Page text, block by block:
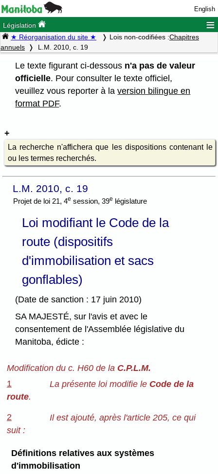
English
Législation ≡
★ Réorganisation du site ★ Lois non-codifiées :Chapitres
annuels
L.M. 2010, c. 19
Le texte figurant ci-dessous n'a pas de valeur
officielle. Pour consulter le texte officiel,
veuillez vous reporter à laversion bilingue en
format PDF.
La recherche n'affichera que les dispositions contenant le
ou les termes recherchés.
L.M. 2010, c. 19
Projet de loi 21, 4e session, 39e législature
Loi modifiant le Code de la
route (dispositifs
d'immobilisation et sacs
gonflables)
(Date de sanction : 17 juin 2010)
SA MAJESTÉ, sur l'avis et avec le
consentement de l'Assemblée législative du
Manitoba, édicte :
Modification du c. H60 de la C.P.L.M.
1
La présente loi modifie le Code de la
route.
2
Il est ajouté, après l'article 205, ce qui
suit :
Définitions relatives aux systèmes
d'immobilisation